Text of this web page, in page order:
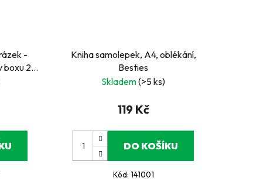
-
boxu 24
Kniha samolepek, A4, oblékání,
Besties
Skladem(>5 ks)
119 Kč
DO KOŠÍKU
Kód: 141001